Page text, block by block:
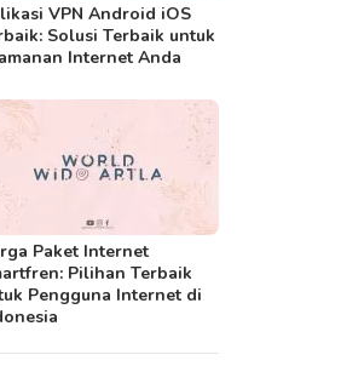
VPN Android iOS
Solusi Terbaik untuk
Internet Anda
Paket Internet
Pilihan Terbaik
Pengguna Internet di